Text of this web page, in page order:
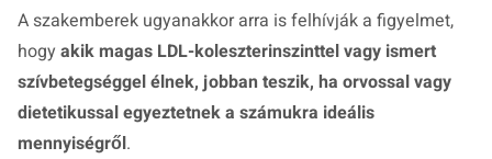
A szakemberek ugyanakkor arra is felhívják a figyelmet,
hogy akik magas LDL-koleszterinszinttel vagy ismert
szívbetegséggel élnek, jobban teszik, ha orvossal vagy
dietetikussal egyeztetnek a számukra ideális
mennyiségről.